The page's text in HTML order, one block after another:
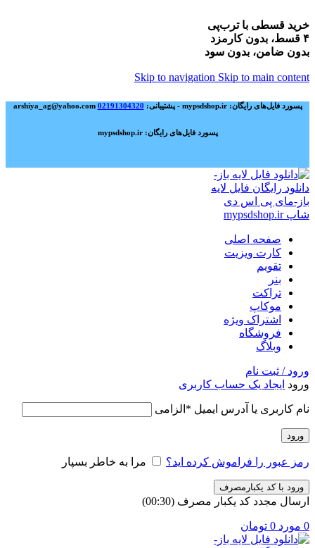
خرید قسطی با ترب‌پی
۴ قسط، بدون کارمزد
بدون ضامن، بدون سود
Skip to navigation Skip to main content
پسورد فایل‌های رایگان: mypsdshop.ir - پشتیبانی: arshiya_ag@yahoo.com 02191304320
پسورد فایل‌های رایگان: mypsdshop.ir
صفحه اصلی
کارت ویزیت
تقویم
بنر
تراکت
موکاپ
اشتراک ویژه
فروشگاه
وبلاگ
ورود / ثبت نام
ورود ایجاد یک حساب کاربری
نام کاربری یا آدرس ایمیل * الزامی
ورود
رمز عبور را فراموش کرده اید؟ مرا به خاطر بسپار
ورود با کد یکبارمصرف
ارسال مجدد کد یکبار مصرف (00:
30
)
0 مورد 0 تومان